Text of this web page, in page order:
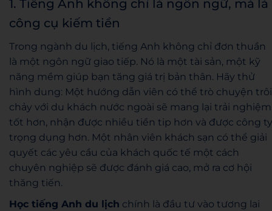
1. Tiếng Anh không chỉ là ngôn ngữ, mà là
công cụ kiếm tiền
Trong ngành du lịch, tiếng Anh không chỉ đơn thuần
là một ngôn ngữ giao tiếp. Nó là một tài sản, một kỹ
năng mềm giúp bạn tăng giá trị bản thân. Hãy thử
hình dung: Một hướng dẫn viên có thể trò chuyện trôi
chảy với du khách nước ngoài sẽ mang lại trải nghiệm
tốt hơn, nhận được nhiều tiền tip hơn và được công ty
trọng dụng hơn. Một nhân viên khách sạn có thể giải
quyết các yêu cầu của khách quốc tế một cách
chuyên nghiệp sẽ được đánh giá cao, mở ra cơ hội
thăng tiến.
Học tiếng Anh du lịch chính là đầu tư vào tương lai